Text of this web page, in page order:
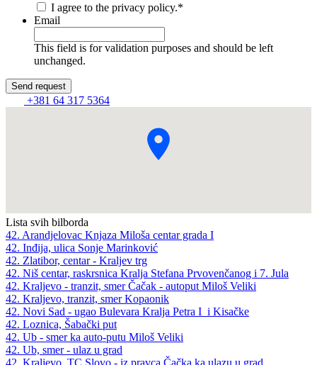
I agree to the privacy policy.*
Email
This field is for validation purposes and should be left
unchanged.
+381 64 317 5364
Lista svih bilborda
42. Arandjelovac Knjaza Miloša centar grada I
42. Inđija, ulica Sonje Marinković
42. Zlatibor, centar - Kraljev trg
42. Niš centar, raskrsnica Kralja Stefana Prvovenčanog i 7. Jula
42. Kraljevo - tranzit, smer Čačak - autoput Miloš Veliki
42. Kraljevo, tranzit, smer Kopaonik
42. Novi Sad - ugao Bulevara Kralja Petra I i Kisačke
42. Loznica, Šabački put
42. Ub - smer ka auto-putu Miloš Veliki
42. Ub, smer - ulaz u grad